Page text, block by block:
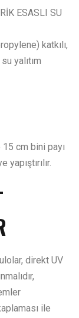
ESASLI SU
katkılı,
yalıtım
cm bini payı
direkt UV
ile